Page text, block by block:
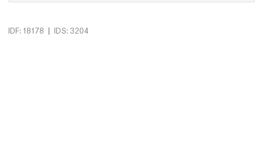
IDF: 18178 | IDS: 3204